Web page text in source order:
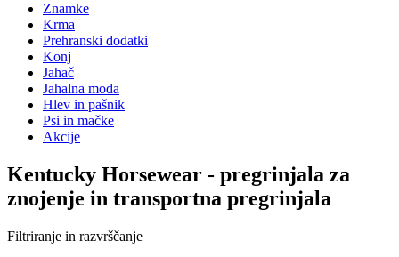
Znamke
Krma
Prehranski dodatki
Konj
Jahač
Jahalna moda
Hlev in pašnik
Psi in mačke
Akcije
Kentucky Horsewear - pregrinjala za
znojenje in transportna pregrinjala
Filtriranje in razvrščanje